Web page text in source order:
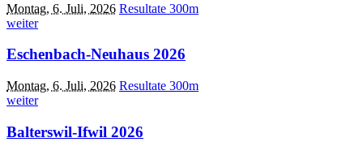
Montag, 6. Juli, 2026 Resultate 300m
weiter
Eschenbach-Neuhaus 2026
Montag, 6. Juli, 2026 Resultate 300m
weiter
Balterswil-Ifwil 2026